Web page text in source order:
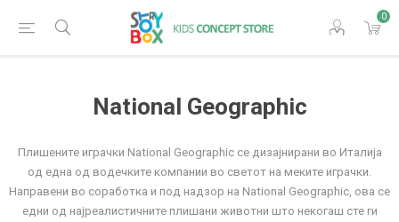
0
National Geographic
Плишените играчки National Geographic се дизајнирани во Италија
од една од водечките компании во светот на меките играчки.
Направени во соработка и под надзор на National Geographic, ова се
едни од најреалистичните плишани животни што некогаш сте ги